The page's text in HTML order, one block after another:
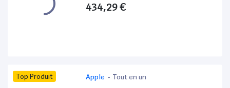
434,29 €
Top Produit Apple - Tout en un